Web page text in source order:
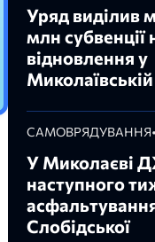
Уряд виділив
млн субвенції
відновлення у
САМОВРЯДУВАННЯ•
У Миколаєві
наступного
Слобідської